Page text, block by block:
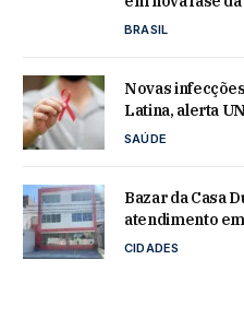
BRASIL
Novas
Latina, alerta
SAÚDE
Bazar da Casa
atendimento
CIDADES